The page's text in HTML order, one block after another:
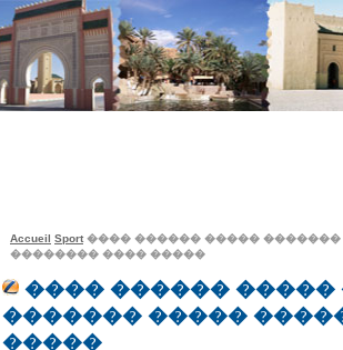
Accueil Sport ���� ������ �����
�������� ���� �����
���� ������ �����
������� �����
�����